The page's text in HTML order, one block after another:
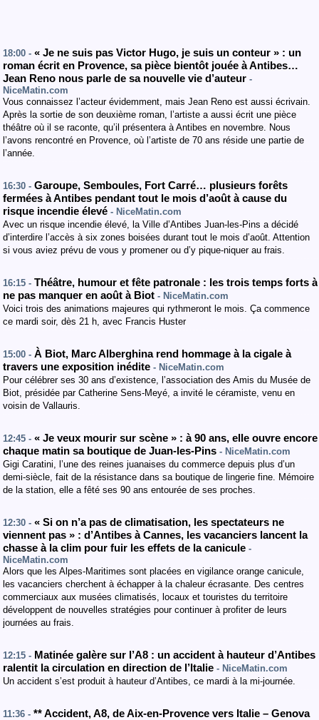
18:00 - « Je ne suis pas Victor Hugo, je suis un conteur » : un
roman écrit en Provence, sa pièce bientôt jouée à Antibes…
Jean Reno nous parle de sa nouvelle vie d’auteur -
NiceMatin.com
Vous connaissez l’acteur évidemment, mais Jean Reno est aussi écrivain.
Après la sortie de son deuxième roman, l’artiste a aussi écrit une pièce
théâtre où il se raconte, qu’il présentera à Antibes en novembre. Nous
l’avons rencontré en Provence, où l’artiste de 70 ans réside une partie de
l’année.
16:30 - Garoupe, Semboules, Fort Carré… plusieurs forêts
fermées à Antibes pendant tout le mois d’août à cause du
risque incendie élevé - NiceMatin.com
Avec un risque incendie élevé, la Ville d’Antibes Juan-les-Pins a décidé
d’interdire l’accès à six zones boisées durant tout le mois d’août. Attention
si vous aviez prévu de vous y promener ou d’y pique-niquer au frais.
16:15 - Théâtre, humour et fête patronale : les trois temps forts à
ne pas manquer en août à Biot - NiceMatin.com
Voici trois des animations majeures qui rythmeront le mois. Ça commence
ce mardi soir, dès 21 h, avec Francis Huster
15:00 - À Biot, Marc Alberghina rend hommage à la cigale à
travers une exposition inédite - NiceMatin.com
Pour célébrer ses 30 ans d’existence, l’association des Amis du Musée de
Biot, présidée par Catherine Sens-Meyé, a invité le céramiste, venu en
voisin de Vallauris.
12:45 - « Je veux mourir sur scène » : à 90 ans, elle ouvre encore
chaque matin sa boutique de Juan-les-Pins - NiceMatin.com
Gigi Caratini, l’une des reines juanaises du commerce depuis plus d’un
demi-siècle, fait de la résistance dans sa boutique de lingerie fine. Mémoire
de la station, elle a fêté ses 90 ans entourée de ses proches.
12:30 - « Si on n’a pas de climatisation, les spectateurs ne
viennent pas » : d’Antibes à Cannes, les vacanciers lancent la
chasse à la clim pour fuir les effets de la canicule -
NiceMatin.com
Alors que les Alpes-Maritimes sont placées en vigilance orange canicule,
les vacanciers cherchent à échapper à la chaleur écrasante. Des centres
commerciaux aux musées climatisés, locaux et touristes du territoire
développent de nouvelles stratégies pour continuer à profiter de leurs
journées au frais.
12:15 - Matinée galère sur l’A8 : un accident à hauteur d’Antibes
ralentit la circulation en direction de l’Italie - NiceMatin.com
Un accident s’est produit à hauteur d’Antibes, ce mardi à la mi-journée.
11:36 - **Accident,A8, de Aix-en-Provence vers Italie – Genova